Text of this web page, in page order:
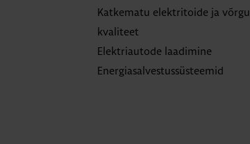
Katkematu elektritoide ja võrgu
kvaliteet
Elektriautode laadimine
Energiasalvestussüsteemid